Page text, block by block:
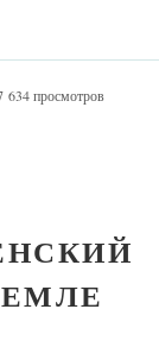
634 просмотров